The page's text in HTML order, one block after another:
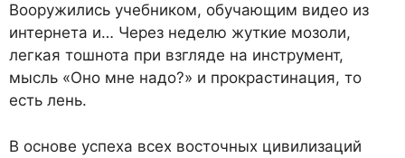
Вооружились учебником, обучающим видео из
интернета и… Через неделю жуткие мозоли,
легкая тошнота при взгляде на инструмент,
мысль «Оно мне надо?» и прокрастинация, то
есть лень.
В основе успеха всех восточных цивилизаций